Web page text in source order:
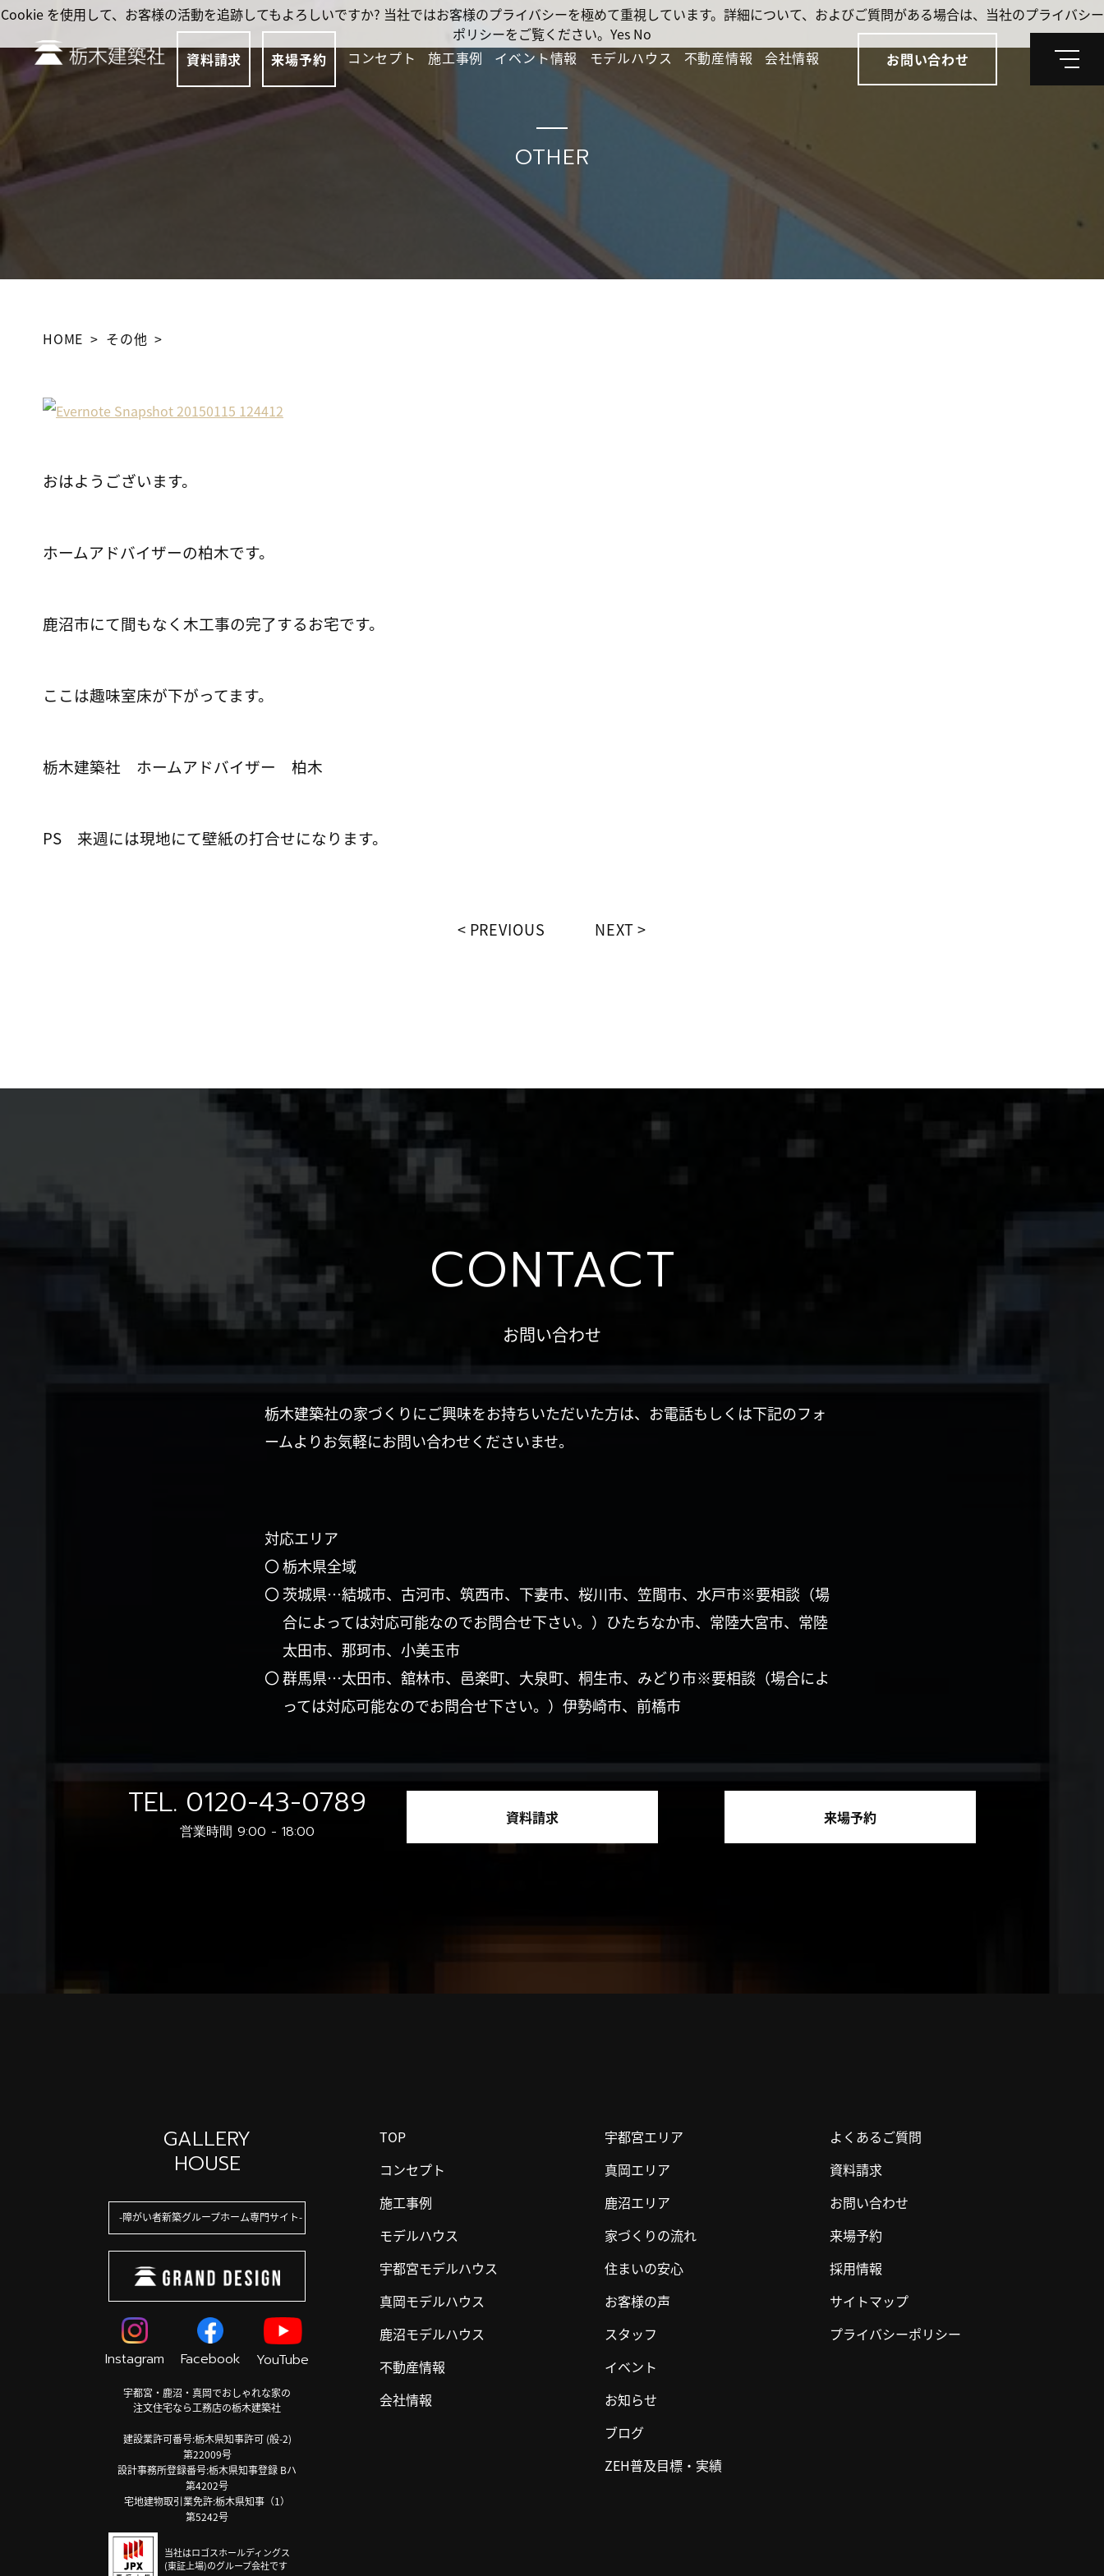
資料請求 来場予約 コンセプト 施工事例 イベント情報 モデルハウス 不動産情報 会社情報 お問い合わせ
メ
OTHER
HOME その他
おはようございます。
ホームアドバイザーの柏木です。
鹿沼市にて間もなく木工事の完了するお宅です。
ここは趣味室床が下がってます。
栃木建築社 ホームアドバイザー 柏木
PS 来週には現地にて壁紙の打合せになります。
PREVIOUS NEXT
CONTACT
お問い合わせ
栃木建築社の家づくりにご興味をお持ちいただいた方は、お電話もしくは下記のフォ
ームよりお気軽にお問い合わせくださいませ。
対応エリア
〇 栃木県全域
〇 茨城県…結城市、古河市、筑西市、下妻市、桜川市、笠間市、水戸市※要相談（場
合によっては対応可能なのでお問合せ下さい。）ひたちなか市、常陸大宮市、常陸
太田市、那珂市、小美玉市
〇 群馬県…太田市、舘林市、邑楽町、大泉町、桐生市、みどり市※要相談（場合によ
っては対応可能なのでお問合せ下さい。）伊勢崎市、前橋市
TEL. 0120-43-0789
営業時間 9:00 - 18:00
資料請求 来場予約
GALLERY
HOUSE
障がい者新築グループホーム専門サイト
Instagram Facebook YouTube
宇都宮・鹿沼・真岡でおしゃれな家の
注文住宅なら工務店の栃木建築社
建設業許可番号:栃木県知事許可 (般-2)
第22009号
設計事務所登録番号:栃木県知事登録 Bハ
第4202号
宅地建物取引業免許:栃木県知事（1）
第5242号
当社はロゴスホールディングス
(東証上場)のグループ会社です
TOP
コンセプト
施工事例
モデルハウス
宇都宮モデルハウス
真岡モデルハウス
鹿沼モデルハウス
不動産情報
会社情報
宇都宮エリア
真岡エリア
鹿沼エリア
家づくりの流れ
住まいの安心
お客様の声
スタッフ
イベント
お知らせ
ブログ
ZEH普及目標・実績
よくあるご質問
資料請求
お問い合わせ
来場予約
採用情報
サイトマップ
プライバシーポリシー
Cookie を使用して、お客様の活動を追跡してもよろしいですか? 当社ではお客様のプライバシーを極めて重視しています。詳細について、およびご質問がある場合は、当社のプライバシー
ポリシーをご覧ください。 Yes No